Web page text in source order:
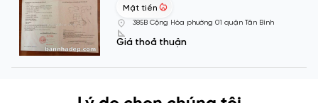
Mặt tiền
385B Cộng Hòa phường 01 quận Tân Bình
Giá thoả thuận